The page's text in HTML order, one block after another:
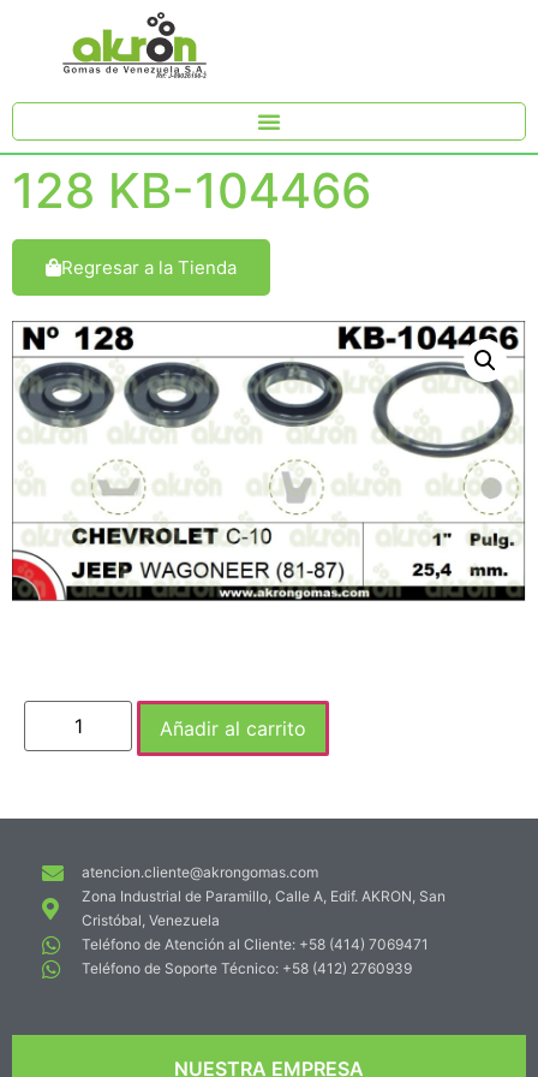
128 KB-104466
Regresar a la Tienda
Añadir al carrito
atencion.cliente@akrongomas.com
Zona Industrial de Paramillo, Calle A, Edif. AKRON, San
Cristóbal, Venezuela
Teléfono de Atención al Cliente: +58 (414) 7069471
Teléfono de Soporte Técnico: +58 (412) 2760939
NUESTRA EMPRESA